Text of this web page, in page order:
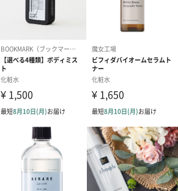
1パネル（髪の束）に対して1プッシュが
ングの仕上げや、日中のツヤ出し・パサ
てください。
量を手肌やデコルテに直接スプレーする
じませることで、上品なきらめきと香り
。
ャンプーで綺麗に洗い落とすことができ